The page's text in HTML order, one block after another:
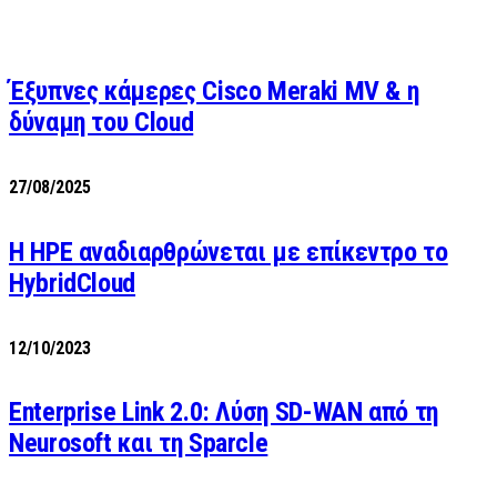
Έξυπνες κάμερες Cisco Meraki MV & η
δύναμη του Cloud
27/08/2025
H HPE αναδιαρθρώνεται με επίκεντρο το
HybridCloud
12/10/2023
Enterprise Link 2.0: Λύση SD-WAN από τη
Neurosoft και τη Sparcle